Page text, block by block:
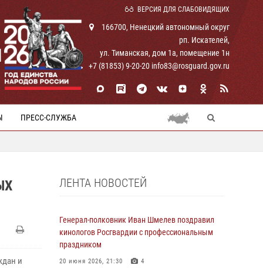
ВЕРСИЯ ДЛЯ СЛАБОВИДЯЩИХ
166700, Ненецкий автономный округ
рп. Искателей,
ул. Тиманская, дом 1а, помещение 1н
+7 (81853) 9-20-20 info83@rosguard.gov.ru
ПРЕСС-СЛУЖБА
и
ЛЕНТА НОВОСТЕЙ
Генерал-полковник Иван Шмелев поздравил
кинологов Росгвардии с профессиональным
праздником
20 июня 2026, 21:30 4